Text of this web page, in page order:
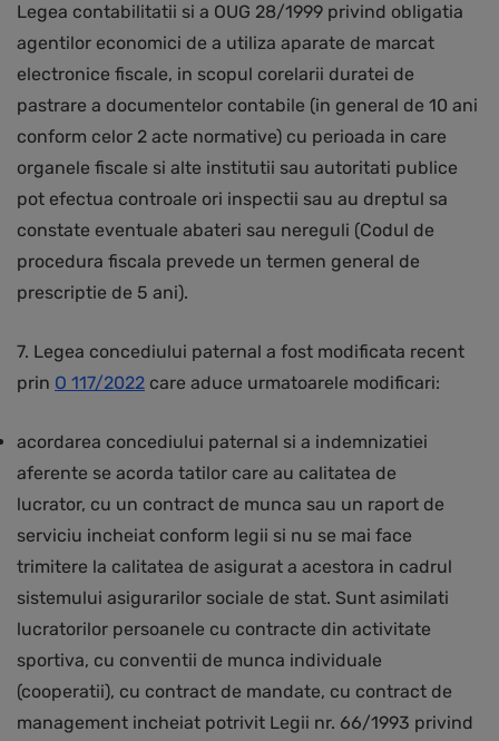
Legea contabilitatii si a OUG 28/1999 privind obligatia
agentilor economici de a utiliza aparate de marcat
electronice fiscale, in scopul corelarii duratei de
pastrare a documentelor contabile (in general de 10 ani
conform celor 2 acte normative) cu perioada in care
organele fiscale si alte institutii sau autoritati publice
pot efectua controale ori inspectii sau au dreptul sa
constate eventuale abateri sau nereguli (Codul de
procedura fiscala prevede un termen general de
prescriptie de 5 ani).
7. Legea concediului paternal a fost modificata recent
prin O 117/2022 care aduce urmatoarele modificari:
acordarea concediului paternal si a indemnizatiei
aferente se acorda tatilor care au calitatea de
lucrator, cu un contract de munca sau un raport de
serviciu incheiat conform legii si nu se mai face
trimitere la calitatea de asigurat a acestora in cadrul
sistemului asigurarilor sociale de stat. Sunt asimilati
lucratorilor persoanele cu contracte din activitate
sportiva, cu conventii de munca individuale
(cooperatii), cu contract de mandate, cu contract de
management incheiat potrivit Legii nr. 66/1993 privind